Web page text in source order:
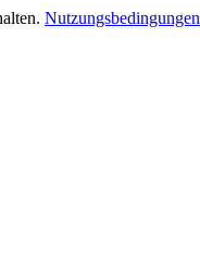
Nutzungsbedingungen